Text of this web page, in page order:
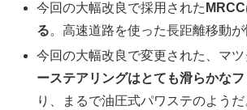
今回の大幅改良で採用された
る。高速道路を使った長距離移動が
今回の大幅改良で変更された、マツ
ーステアリングはとても滑らかな
り、まるで油圧式パワステのようだ